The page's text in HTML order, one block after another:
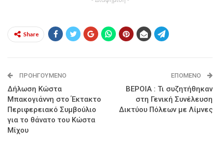
Share
ΠΡΟΗΓΟΎΜΕΝΟ
Δήλωση Κώστα
Μπακογιάννη στο Έκτακτο
Περιφερειακό Συμβούλιο
για το θάνατο του Κώστα
Μίχου
ΕΠΌΜΕΝΟ
ΒΕΡΟΙΑ : Τι συζητήθηκαν
στη Γενική Συνέλευση
Δικτύου Πόλεων με Λίμνες